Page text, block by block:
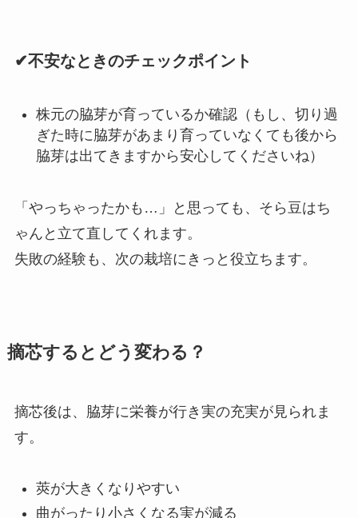
✔不安なときのチェックポイント
株元の脇芽が育っているか確認（もし、切り過
ぎた時に脇芽があまり育っていなくても後から
脇芽は出てきますから安心してくださいね）
「やっちゃったかも…」と思っても、そら豆はち
ゃんと立て直してくれます。
失敗の経験も、次の栽培にきっと役立ちます。
摘芯するとどう変わる？
摘芯後は、脇芽に栄養が行き実の充実が見られま
す。
莢が大きくなりやすい
曲がったり小さくなる実が減る